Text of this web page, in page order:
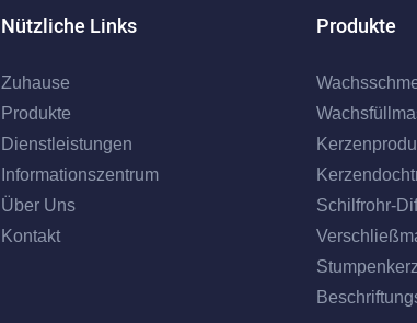
Nützliche Links
Zuhause
Produkte
Dienstleistungen
Informationszentrum
Über Uns
Kontakt
Produkte
Schilfrohr-